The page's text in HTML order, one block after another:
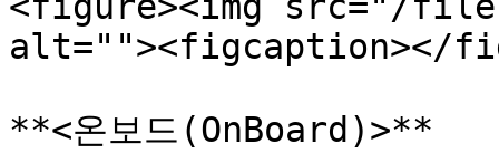
alt=""><figcaption></
**<온보드(OnBoard)>**